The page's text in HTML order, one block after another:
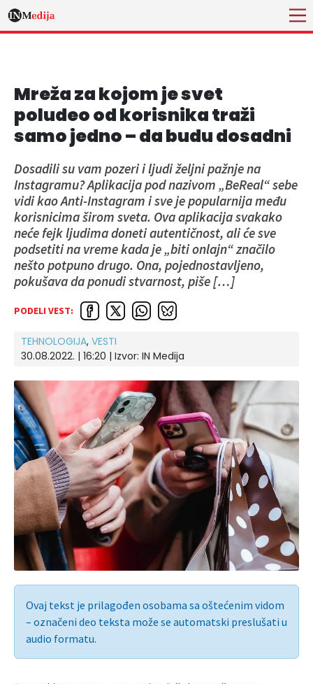
Mreža za kojom je svet
poludeo od korisnika traži
samo jedno – da budu dosadni
Dosadili su vam pozeri i ljudi željni pažnje na
Instagramu? Aplikacija pod nazivom „BeReal“ sebe
vidi kao Anti-Instagram i sve je popularnija među
korisnicima širom sveta. Ova aplikacija svakako
neće fejk ljudima doneti autentičnost, ali će sve
podsetiti na vreme kada je „biti onlajn“ značilo
nešto potpuno drugo. Ona, pojednostavljeno,
pokušava da ponudi stvarnost, piše […]
PODELI VEST:
TEHNOLOGIJA, VESTI
30.08.2022. | 16:20 | Izvor: IN Medija
Ovaj tekst je prilagođen osobama sa oštećenim vidom
– označeni deo teksta može se automatski preslušati u
audio formatu.